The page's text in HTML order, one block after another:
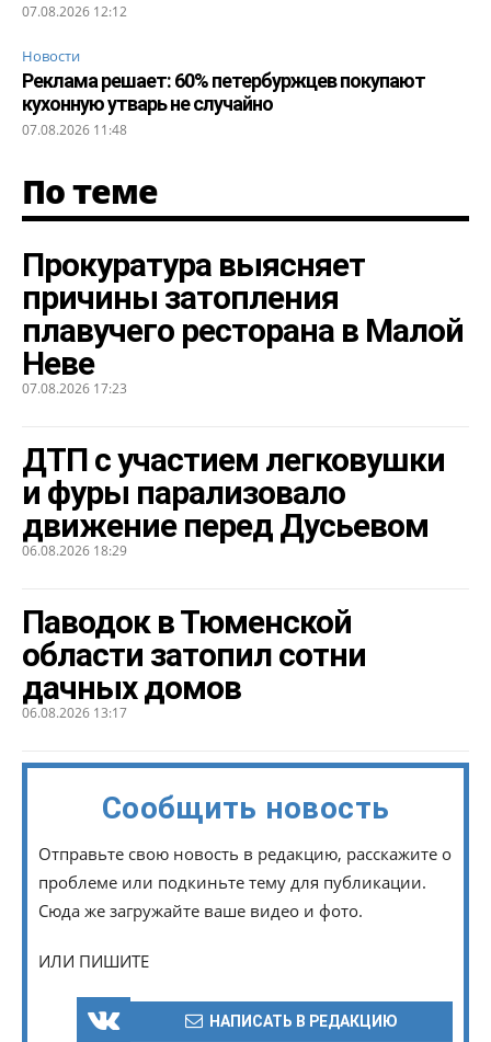
07.08.2026 12:12
Новости
Реклама решает: 60% петербуржцев покупают
кухонную утварь не случайно
07.08.2026 11:48
По теме
Прокуратура выясняет
причины затопления
плавучего ресторана в Малой
Неве
07.08.2026 17:23
ДТП с участием легковушки
и фуры парализовало
движение перед Дусьевом
06.08.2026 18:29
Паводок в Тюменской
области затопил сотни
дачных домов
06.08.2026 13:17
Сообщить новость
Отправьте свою новость в редакцию, расскажите о
проблеме или подкиньте тему для публикации.
Сюда же загружайте ваше видео и фото.
ИЛИ ПИШИТЕ
НАПИСАТЬ В РЕДАКЦИЮ